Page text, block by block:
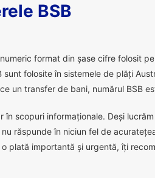
BSB
format din șase cifre folosit
sunt folosite în sistemele de plăți
un transfer de bani, numărul BSB
în scopuri informaționale. Deși
răspunde în niciun fel de
plată importantă și urgentă, îți